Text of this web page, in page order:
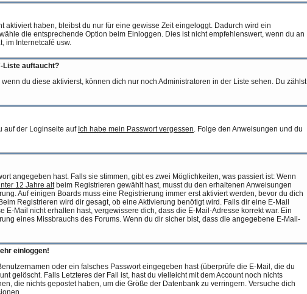
aktiviert haben, bleibst du nur für eine gewisse Zeit eingeloggt. Dadurch wird ein
die entsprechende Option beim Einloggen. Dies ist nicht empfehlenswert, wenn du an
im Internetcafé usw.
Liste auftaucht?
wenn du diese aktivierst, können dich nur noch Administratoren in der Liste sehen. Du zählst
auf der Loginseite auf Ich habe mein Passwort vergessen. Folge den Anweisungen und du
angegeben hast. Falls sie stimmen, gibt es zwei Möglichkeiten, was passiert ist: Wenn
12 Jahre altbeim Registrieren gewählt hast, musst du den erhaltenen Anweisungen
Auf einigen Boards muss eine Registrierung immer erst aktiviert werden, bevor du dich
Registrieren wird dir gesagt, ob eine Aktivierung benötigt wird. Falls dir eine E-Mail
Mail nicht erhalten hast, vergewissere dich, dass die E-Mail-Adresse korrekt war. Ein
eines Missbrauchs des Forums. Wenn du dir sicher bist, dass die angegebene E-Mail-
einloggen!
oder ein falsches Passwort eingegeben hast (überprüfe die E-Mail, die du
gelöscht. Falls Letzteres der Fall ist, hast du vielleicht mit dem Account noch nichts
die nichts gepostet haben, um die Größe der Datenbank zu verringern. Versuche dich